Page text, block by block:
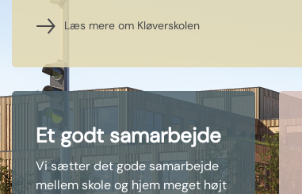
Læs mere om Kløverskolen
Et godt samarbejde
Vi sætter det gode samarbejde
mellem skole og hjem meget højt